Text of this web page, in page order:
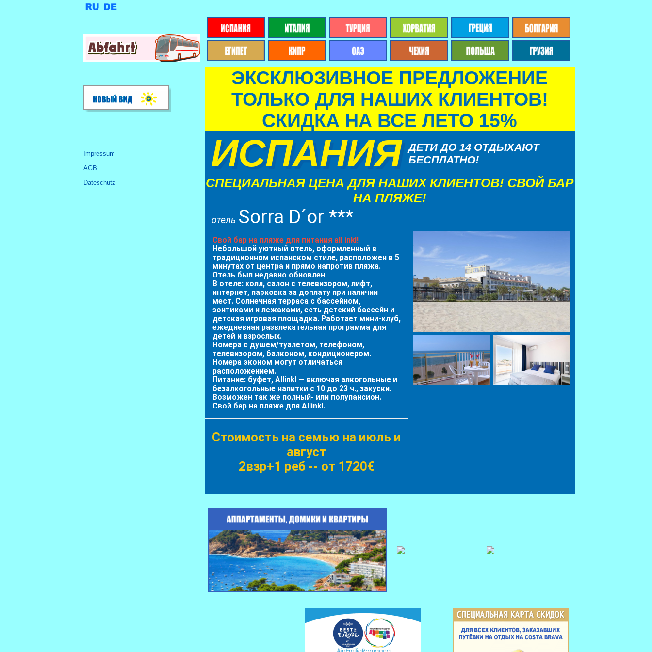
Impressum
AGB
Dateschutz
ЭКСКЛЮЗИВНОЕ ПРЕДЛОЖЕНИЕ
ТОЛЬКО ДЛЯ НАШИХ КЛИЕНТОВ!
СКИДКА НА ВСЕ ЛЕТО 15%
ИСПАНИЯ ДЕТИ ДО 14 ОТДЫХАЮТ
БЕСПЛАТНО!
СПЕЦИАЛЬНАЯ ЦЕНА ДЛЯ НАШИХ КЛИЕНТОВ! СВОЙ БАР
НА ПЛЯЖЕ!
отель Sorra D´or ***
Свой бар на пляже для питания all inkl!
Небольшой уютный отель, оформленный в
традиционном испанском стиле, расположен в 5
минутах от центра и прямо напротив пляжа.
Oтель был недавно обновлен.
В отеле:холл, салон с телевизором, лифт,
интернет, парковка за доплату при наличии
мест. Солнечная терраса с бассейном,
зонтиками и лежаками, есть детский бассейн и
детская игровая площадка. Работает мини-клуб,
ежедневная развлекательная программа для
детей и взрослых.
Номера с душем/туалетом, телефоном,
телевизором, балконом, кондиционером.
Номера эконом могут отличаться
расположением.
Питание:буфет, Allinkl — включая алкогольные и
безалкогольные напитки с 10 до 23 ч., закуски.
Возможен так же полный- или полупансион.
Свой бар на пляже для Allinkl.
Стоимость на семью на июль и
август
2взр+1 реб -- от 1720€